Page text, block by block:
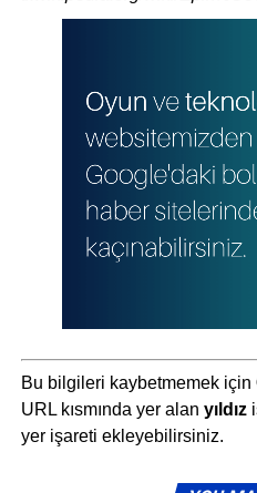
Bu bilgileri kaybetmemek için
URL kısmında yer alan yıldız
yer işareti ekleyebilirsiniz.